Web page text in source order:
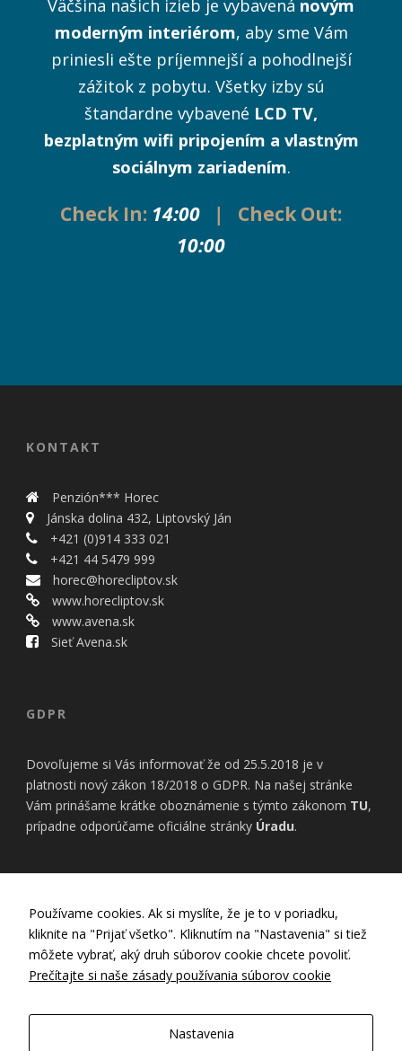
Väčšina našich izieb je vybavená novým
moderným interiérom, aby sme Vám
priniesli ešte príjemnejší a pohodlnejší
zážitok z pobytu. Všetky izby sú
štandardne vybavené LCD TV,
bezplatným wifi pripojením a vlastným
sociálnym zariadením.
Check In: 14:00 | Check Out:
10:00
KONTAKT
Penzión*** Horec
Jánska dolina 432, Liptovský Ján
+421 (0)914 333 021
+421 44 5479 999
horec@horecliptov.sk
www.horecliptov.sk
www.avena.sk
Sieť Avena.sk
GDPR
Dovoľujeme si Vás informovať že od 25.5.2018 je v
platnosti nový zákon 18/2018 o GDPR. Na našej stránke
Vám prinášame krátke oboznámenie s týmto zákonom TU,
prípadne odporúčame oficiálne stránky Úradu.
Nastavenia Cookies
Zásady používania cookies
Zásady ochrany osobných údajov
Všeobecné obchodné podmienky
Používame cookies. Ak si myslíte, že je to v poriadku,
kliknite na "Prijať všetko". Kliknutím na "Nastavenia" si tiež
môžete vybrať, aký druh súborov cookie chcete povoliť.
Prečítajte si naše zásady používania súborov cookie
Nastavenia